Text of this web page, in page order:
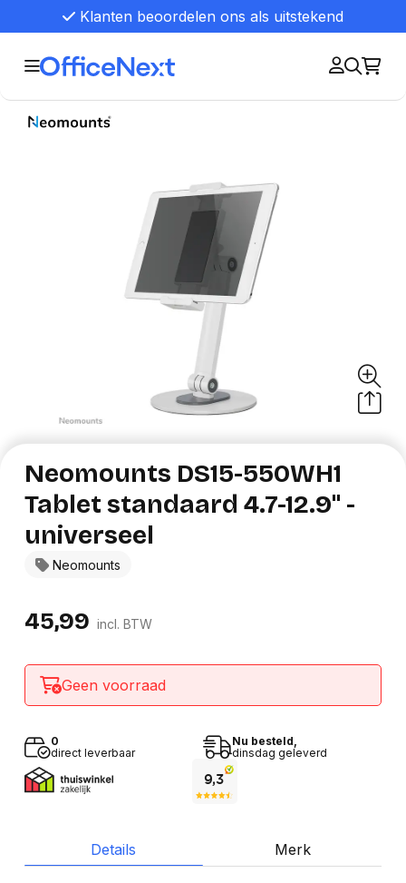
Klanten beoordelen ons als uitstekend
Neomounts
Neomounts DS15-550WH1
Tablet standaard 4.7-12.9" -
universeel
45,99 incl. BTW
Geen voorraad
0
direct leverbaar
Nu besteld,
dinsdag geleverd
Details Merk